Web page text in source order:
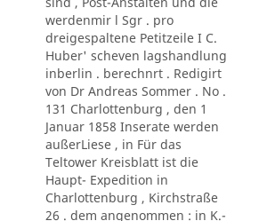
werdenmir l Sgr . pro
dreigespaltene Petitzeile I C.
Huber' scheven lagshandlung
inberlin . berechnrt . Redigirt
von Dr Andreas Sommer . No .
131 Charlottenburg , den 1
Januar 1858 Inserate werden
außerLiese , in Für das
Teltower Kreisblatt ist die
Haupt- Expedition in
Charlottenburg , Kirchstraße
26 . dem angenommen : in K.-